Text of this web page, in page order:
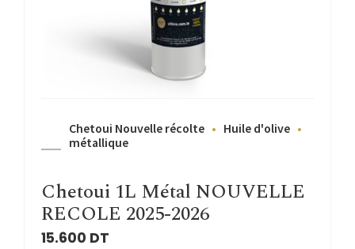
Chetoui Nouvelle récolte
Huile d'olive
métallique
Chetoui 1L Métal NOUVELLE
RECOLE 2025-2026
15.600 DT